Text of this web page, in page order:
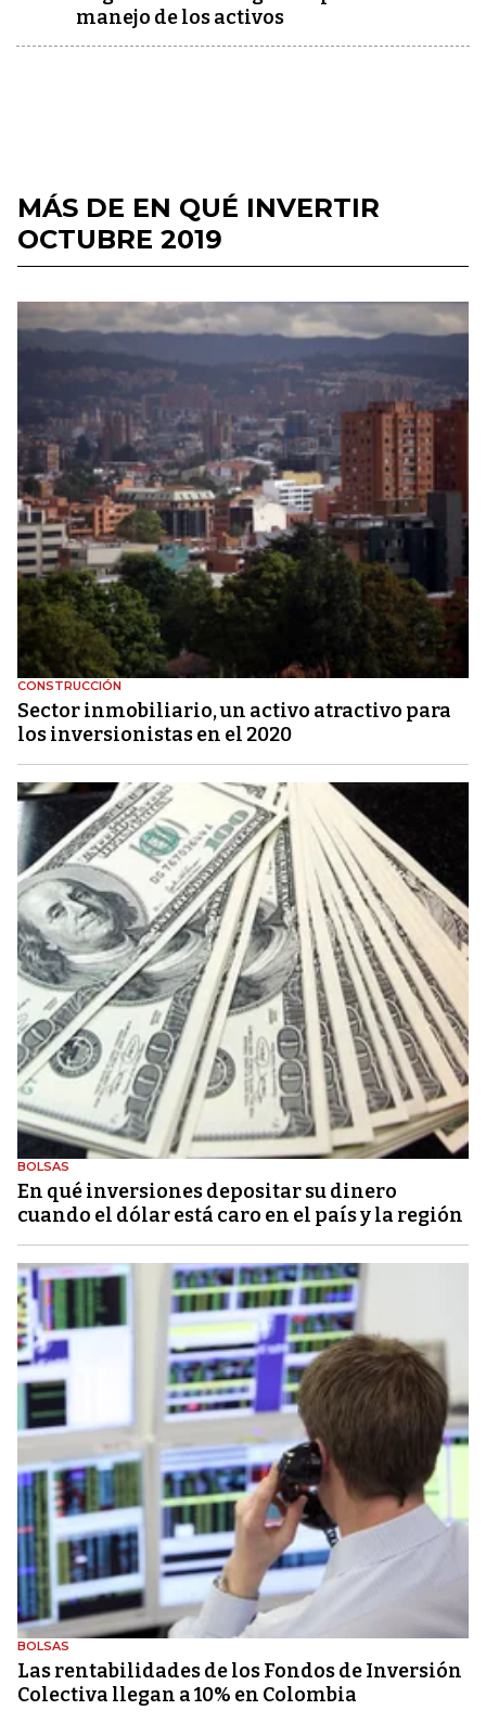
manejo de los activos
MÁS DE EN QUÉ INVERTIR
OCTUBRE 2019
CONSTRUCCIÓN
Sector inmobiliario, un activo atractivo para
los inversionistas en el 2020
BOLSAS
En qué inversiones depositar su dinero
cuando el dólar está caro en el país y la región
BOLSAS
Las rentabilidades de los Fondos de Inversión
Colectiva llegan a 10% en Colombia